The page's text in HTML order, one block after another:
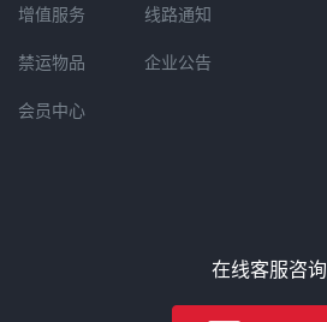
增值服务
禁运物品
会员中心
线路通知
企业公告
在线客服咨询